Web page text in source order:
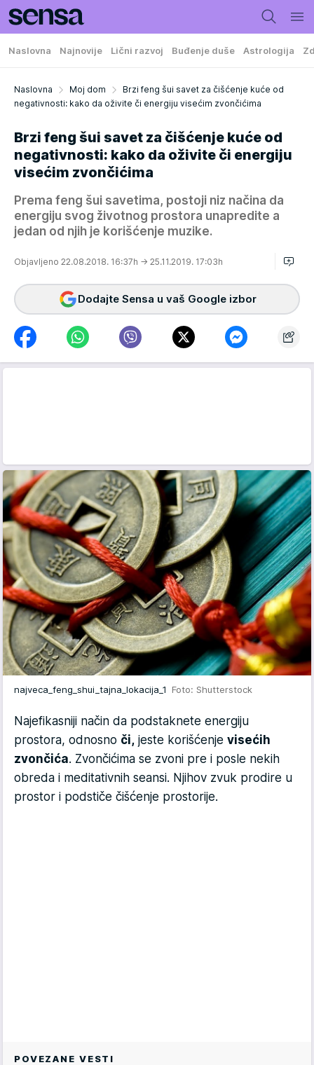
Naslovna Najnovije Lični razvoj Buđenje duše Astrologija
Naslovna Moj dom
Brzi feng šui savet za čišćenje kuće od
negativnosti: kako da oživite či energiju visećim zvončićima
Brzi feng šui savet za čišćenje kuće od
negativnosti: kako da oživite či energiju
visećim zvončićima
Prema feng šui savetima, postoji niz načina da
energiju svog životnog prostora unapredite a
jedan od njih je korišćenje muzike.
Objavljeno 22.08.2018. 16:37h → 25.11.2019. 17:03h
Dodajte Sensa u vaš Google izbor
najveca_feng_shui_tajna_lokacija_1 Foto: Shutterstock
Najefikasniji način da podstaknete energiju
prostora, odnosno či, jeste korišćenje visećih
zvončića. Zvončićima se zvoni pre i posle nekih
obreda i meditativnih seansi. Njihov zvuk prodire u
prostor i podstiče čišćenje prostorije.
POVEZANE VESTI